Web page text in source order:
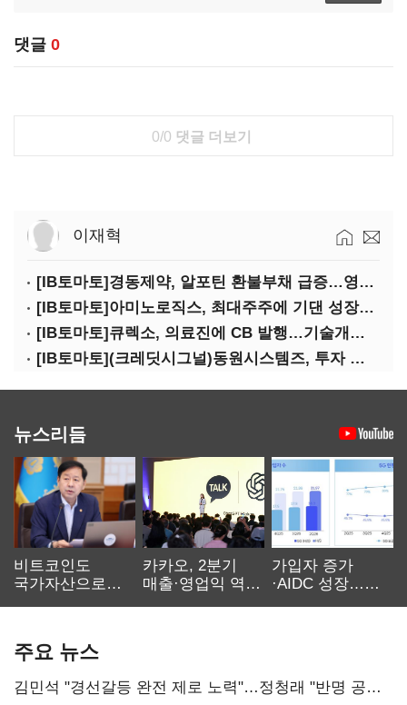
댓글 0
0/0 댓글 더보기
이재혁
[IB토마토]경동제약, 알포틴 환불부채 급증…영업이익 30% 잠식
[IB토마토]아미노로직스, 최대주주에 기댄 성장…높은 의존도 '양날의 검'
[IB토마토]큐렉소, 의료진에 CB 발행…기술개발 명분 뒤 보상 논란
[IB토마토](크레딧시그널)동원시스템즈, 투자 속도 조절이 만든 재무 안정화
뉴스리듬
비트코인도
국가자산으로…'
카카오, 2분기
매출·영업익 역대
가입자 증가
·AIDC 성장…
주요 뉴스
김민석 "경선갈등 완전 제로 노력"…정청래 "반명 공세